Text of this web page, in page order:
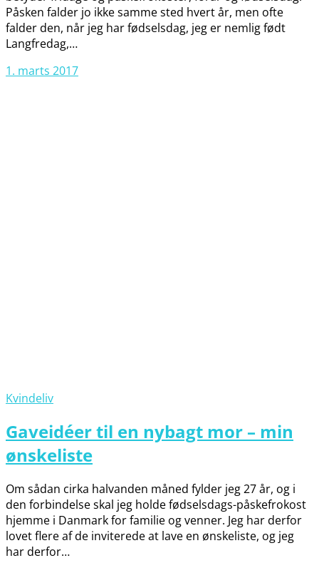
Påsken falder jo ikke samme sted hvert år, men ofte
falder den, når jeg har fødselsdag, jeg er nemlig født
Langfredag,…
1. marts 2017
Kvindeliv
Gaveidéer til en nybagt mor – min
ønskeliste
Om sådan cirka halvanden måned fylder jeg 27 år, og i
den forbindelse skal jeg holde fødselsdags-påskefrokost
hjemme i Danmark for familie og venner. Jeg har derfor
lovet flere af de inviterede at lave en ønskeliste, og jeg
har derfor…